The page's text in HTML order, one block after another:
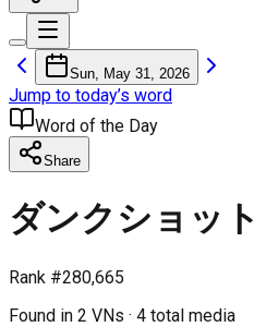
Sun, May 31, 2026
Jump to today’s word
Word of the Day
Share
ダンクショット
Rank #280,665
Found in 2 VNs · 4 total media